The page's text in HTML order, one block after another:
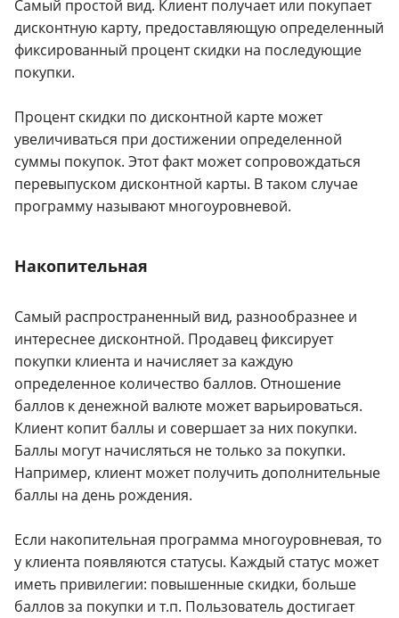
Самый простой вид. Клиент получает или покупает
дисконтную карту, предоставляющую определенный
фиксированный процент скидки на последующие
покупки.
Процент скидки по дисконтной карте может
увеличиваться при достижении определенной
суммы покупок. Этот факт может сопровождаться
перевыпуском дисконтной карты. В таком случае
программу называют многоуровневой.
Накопительная
Самый распространенный вид, разнообразнее и
интереснее дисконтной. Продавец фиксирует
покупки клиента и начисляет за каждую
определенное количество баллов. Отношение
баллов к денежной валюте может варьироваться.
Клиент копит баллы и совершает за них покупки.
Баллы могут начисляться не только за покупки.
Например, клиент может получить дополнительные
баллы на день рождения.
Если накопительная программа многоуровневая, то
у клиента появляются статусы. Каждый статус может
иметь привилегии: повышенные скидки, больше
баллов за покупки и т.п. Пользователь достигает